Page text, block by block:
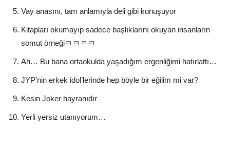
Vay anasını, tam anlamıyla deli gibi konuşuyor
Kitapları okumayıp sadece başlıklarını okuyan insanların
somut örneğiㅋㅋㅋㅋ
Ah… Bu bana ortaokulda yaşadığım ergenliğimi hatırlattı…
JYP’nin erkek idol’lerinde hep böyle bir eğilim mi var?
Kesin Joker hayranıdır
Yerli yersiz utanıyorum…